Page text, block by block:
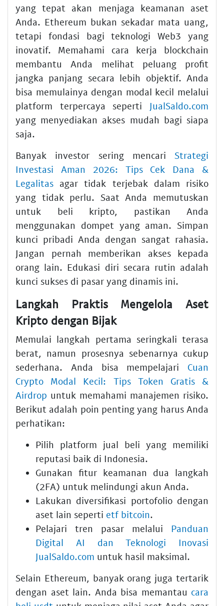
yang tepat akan menjaga keamanan aset
Anda. Ethereum bukan sekadar mata uang,
tetapi fondasi bagi teknologi Web3 yang
inovatif. Memahami cara kerja blockchain
membantu Anda melihat peluang profit
jangka panjang secara lebih objektif. Anda
bisa memulainya dengan modal kecil melalui
platform terpercaya seperti JualSaldo.com
yang menyediakan akses mudah bagi siapa
saja.
Banyak investor sering mencari Strategi
Investasi Aman 2026: Tips Cek Dana &
Legalitas agar tidak terjebak dalam risiko
yang tidak perlu. Saat Anda memutuskan
untuk beli kripto, pastikan Anda
menggunakan dompet yang aman. Simpan
kunci pribadi Anda dengan sangat rahasia.
Jangan pernah memberikan akses kepada
orang lain. Edukasi diri secara rutin adalah
kunci sukses di pasar yang dinamis ini.
Langkah Praktis Mengelola Aset
Kripto dengan Bijak
Memulai langkah pertama seringkali terasa
berat, namun prosesnya sebenarnya cukup
sederhana. Anda bisa mempelajari Cuan
Crypto Modal Kecil: Tips Token Gratis &
Airdrop untuk memahami manajemen risiko.
Berikut adalah poin penting yang harus Anda
perhatikan:
Pilih platform jual beli yang memiliki
reputasi baik di Indonesia.
Gunakan fitur keamanan dua langkah
(2FA) untuk melindungi akun Anda.
Lakukan diversifikasi portofolio dengan
aset lain seperti etf bitcoin.
Pelajari tren pasar melalui Panduan
Digital AI dan Teknologi Inovasi
JualSaldo.com untuk hasil maksimal.
Selain Ethereum, banyak orang juga tertarik
dengan aset lain. Anda bisa memantau cara